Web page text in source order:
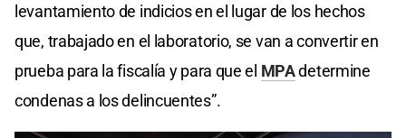
levantamiento de indicios en el lugar de los hechos
que, trabajado en el laboratorio, se van a convertir en
prueba para la fiscalía y para que el MPAdetermine
condenas a los delincuentes”.